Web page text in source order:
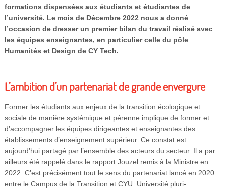
formations dispensées aux étudiants et étudiantes de
l’université. Le mois de Décembre 2022 nous a donné
l’occasion de dresser un premier bilan du travail réalisé avec
les équipes enseignantes, en particulier celle du pôle
Humanités et Design de CY Tech.
L’ambition d’un partenariat de grande envergure
Former les étudiants aux enjeux de la transition écologique et
sociale de manière systémique et pérenne implique de former et
d’accompagner les équipes dirigeantes et enseignantes des
établissements d’enseignement supérieur. Ce constat est
aujourd’hui partagé par l’ensemble des acteurs du secteur. Il a par
ailleurs été rappelé dans le rapport Jouzel remis à la Ministre en
2022. C’est précisément tout le sens du partenariat lancé en 2020
entre le Campus de la Transition et CYU. Université pluri-